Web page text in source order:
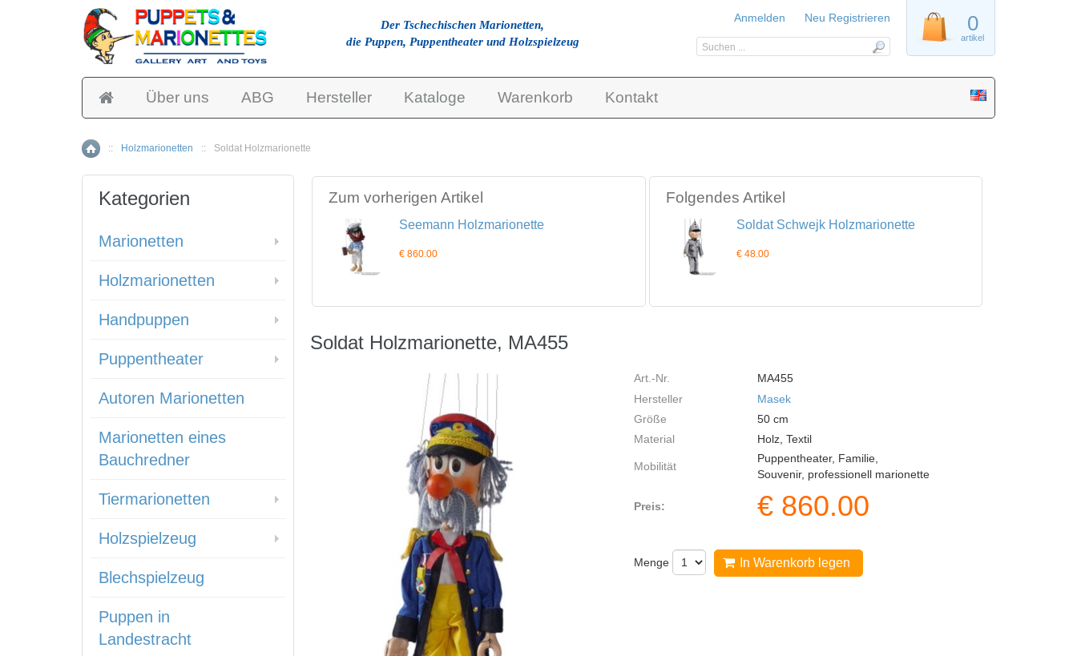
Über uns ABG Hersteller Kataloge Warenkorb Kontakt
Home
:: Holzmarionetten :: Soldat Holzmarionette
Zum vorherigen Artikel
Seemann Holzmarionette
€ 860.00
Folgendes Artikel
Soldat Schwejk Holzmarionette
€ 48.00
Soldat Holzmarionette, MA455
Art.-Nr.
MA455
Hersteller
Masek
Größe
50 cm
Material
Holz, Textil
Mobilität
Puppentheater, Familie,
Souvenir, professionell marionette
Preis: € 860.00
Menge In Warenkorb legen
Kategorien
Marionetten
Holzmarionetten
Handpuppen
Puppentheater
Autoren Marionetten
Marionetten eines
Bauchredner
Tiermarionetten
Holzspielzeug
Blechspielzeug
Puppen in
Landestracht
Der Tschechischen Marionetten,
die Puppen, Puppentheater und Holzspielzeug
0
artikel
Anmelden Neu Registrieren